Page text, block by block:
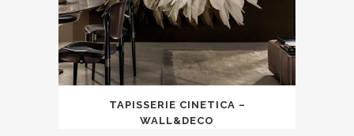
TAPISSERIE CINETICA –
WALL&DECO